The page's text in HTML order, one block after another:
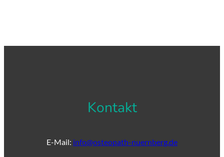
Kontakt
E-Mail: info@osteopath-nuernberg.de